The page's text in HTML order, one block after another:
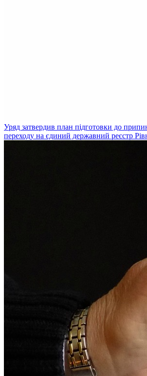
Уряд затвердив план підготовки до
переходу на єдиний державний реєстр